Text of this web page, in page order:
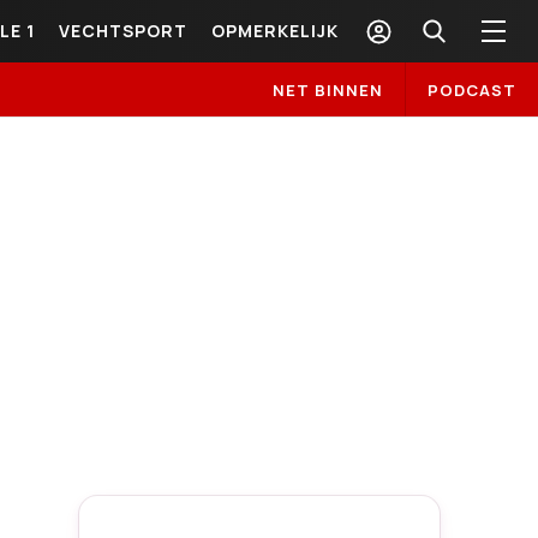
1 VECHTSPORT OPMERKELIJK
NET BINNEN PODCAST